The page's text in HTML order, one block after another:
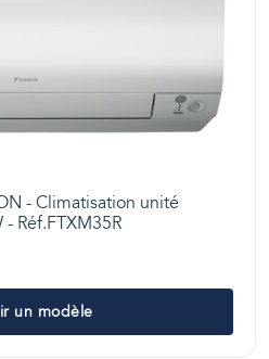
- Climatisation unité
Réf.FTXM35R
un modèle